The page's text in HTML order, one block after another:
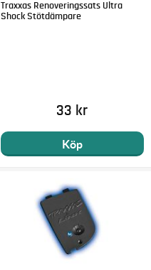
Traxxas Renoveringssats Ultra
Shock Stötdämpare
33 kr
Köp